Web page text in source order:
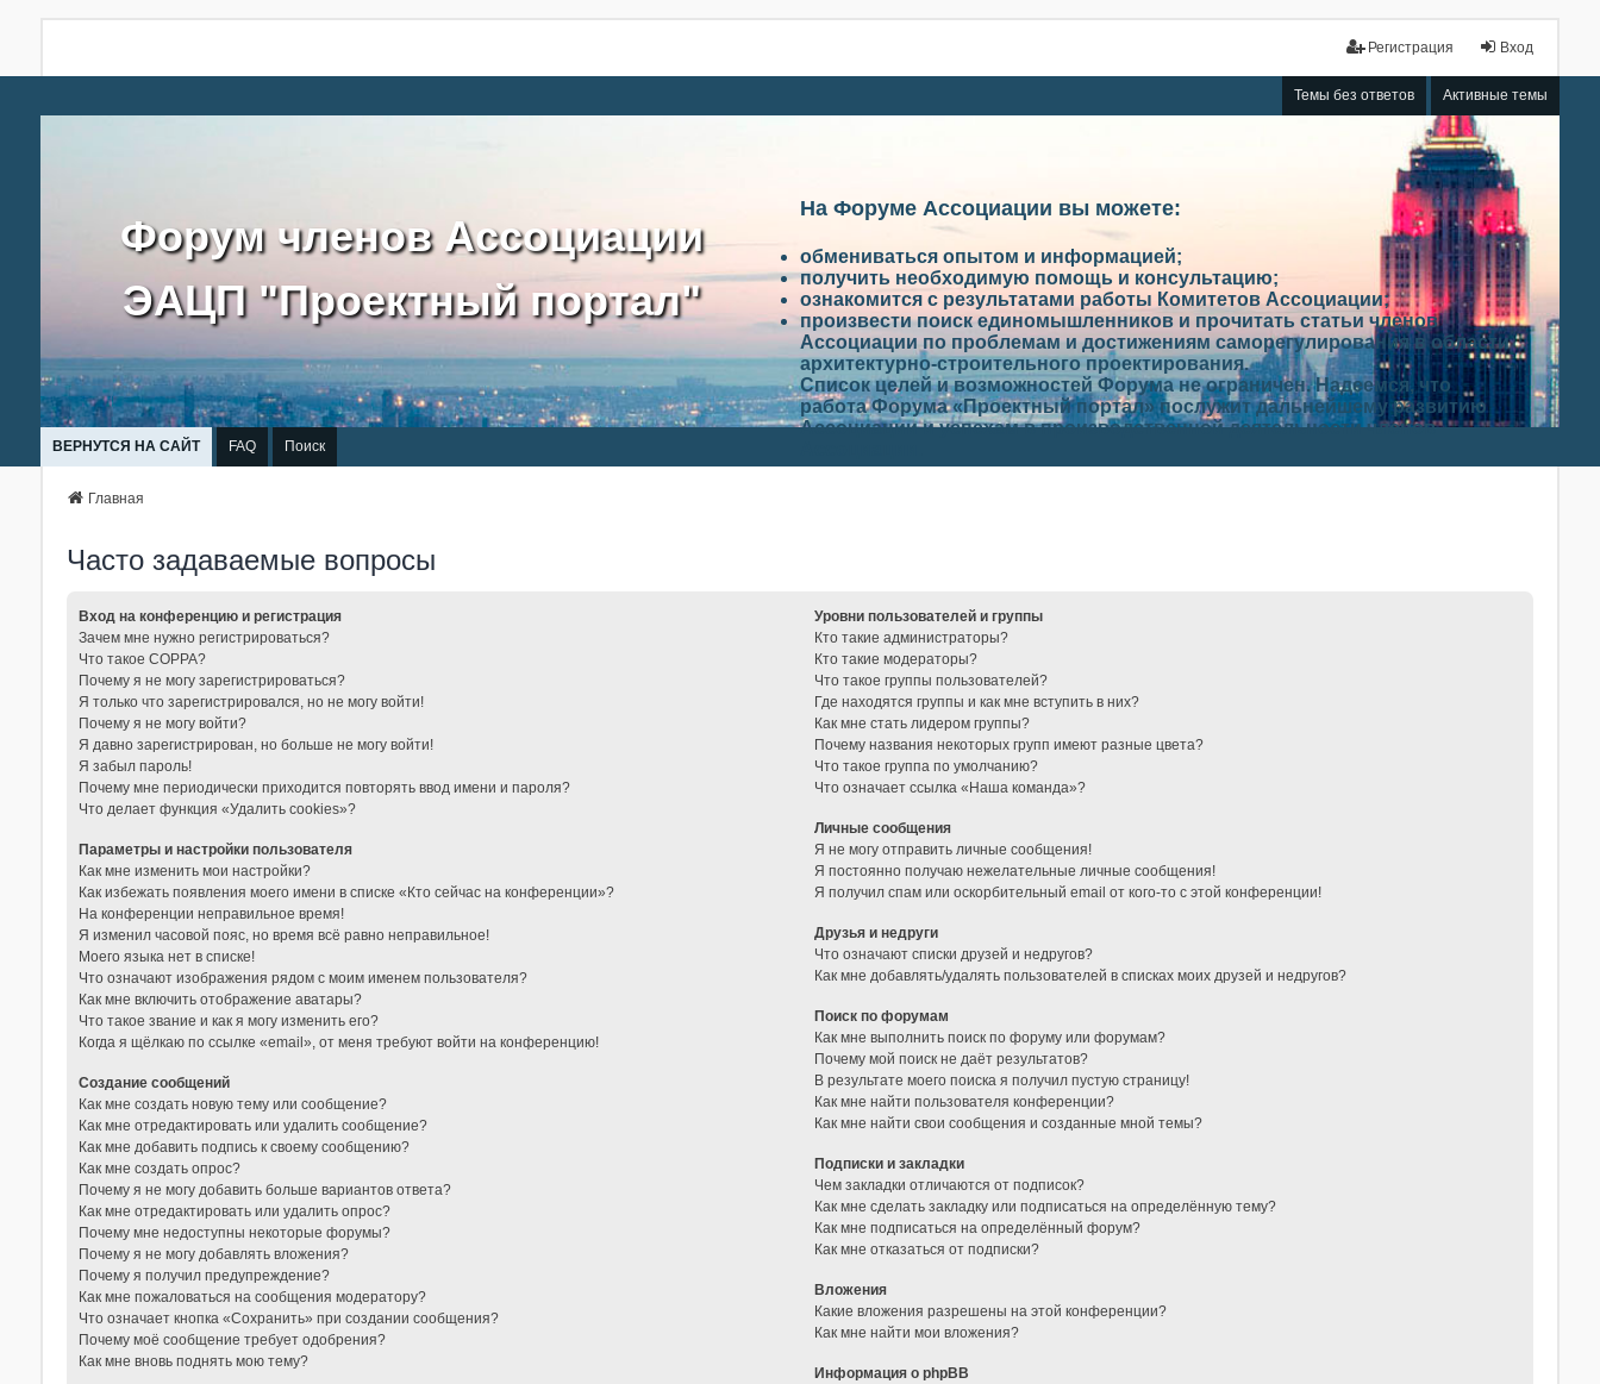
Вход
Регистрация
Темы без ответов Активные темы
Форум членов Ассоциации
ЭАЦП "Проектный портал"
На Форуме Ассоциации вы можете:
обмениваться опытом и информацией;
получить необходимую помощь и консультацию;
ознакомится с результатами работы Комитетов Ассоциации;
произвести поиск единомышленников и прочитать статьи членов
Ассоциации по проблемам и достижениям саморегулирования в области
архитектурно-строительного проектирования.
Список целей и возможностей Форума не ограничен. Надеемся, что
работа Форума «Проектный портал» послужит дальнейшему развитию
Ассоциации и успехам в производственной деятельности членов
ВЕРНУТСЯ НА САЙТ FAQ Поиск
Главная
Часто задаваемые вопросы
Вход на конференцию и регистрация
Зачем мне нужно регистрироваться?
Что такое COPPA?
Почему я не могу зарегистрироваться?
Я только что зарегистрировался, но не могу войти!
Почему я не могу войти?
Я давно зарегистрирован, но больше не могу войти!
Я забыл пароль!
Почему мне периодически приходится повторять ввод имени и пароля?
Что делает функция «Удалить cookies»?
Параметры и настройки пользователя
Как мне изменить мои настройки?
Как избежать появления моего имени в списке «Кто сейчас на конференции»?
На конференции неправильное время!
Я изменил часовой пояс, но время всё равно неправильное!
Моего языка нет в списке!
Что означают изображения рядом с моим именем пользователя?
Как мне включить отображение аватары?
Что такое звание и как я могу изменить его?
Когда я щёлкаю по ссылке «email», от меня требуют войти на конференцию!
Создание сообщений
Как мне создать новую тему или сообщение?
Как мне отредактировать или удалить сообщение?
Как мне добавить подпись к своему сообщению?
Как мне создать опрос?
Почему я не могу добавить больше вариантов ответа?
Как мне отредактировать или удалить опрос?
Почему мне недоступны некоторые форумы?
Почему я не могу добавлять вложения?
Почему я получил предупреждение?
Как мне пожаловаться на сообщения модератору?
Что означает кнопка «Сохранить» при создании сообщения?
Почему моё сообщение требует одобрения?
Как мне вновь поднять мою тему?
Уровни пользователей и группы
Кто такие администраторы?
Кто такие модераторы?
Что такое группы пользователей?
Где находятся группы и как мне вступить в них?
Как мне стать лидером группы?
Почему названия некоторых групп имеют разные цвета?
Что такое группа по умолчанию?
Что означает ссылка «Наша команда»?
Личные сообщения
Я не могу отправить личные сообщения!
Я постоянно получаю нежелательные личные сообщения!
Я получил спам или оскорбительный email от кого-то с этой конференции!
Друзья и недруги
Что означают списки друзей и недругов?
Как мне добавлять/удалять пользователей в списках моих друзей и недругов?
Поиск по форумам
Как мне выполнить поиск по форуму или форумам?
Почему мой поиск не даёт результатов?
В результате моего поиска я получил пустую страницу!
Как мне найти пользователя конференции?
Как мне найти свои сообщения и созданные мной темы?
Подписки и закладки
Чем закладки отличаются от подписок?
Как мне сделать закладку или подписаться на определённую тему?
Как мне подписаться на определённый форум?
Как мне отказаться от подписки?
Вложения
Какие вложения разрешены на этой конференции?
Как мне найти мои вложения?
Информация о phpBB